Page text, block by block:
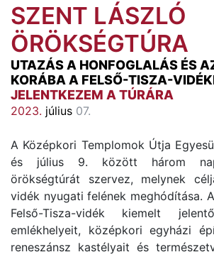
SZENT LÁSZLÓ
ÖRÖKSÉGTÚRA
UTAZÁS A HONFOGLALÁS ÉS
KORÁBA A FELSŐ-TISZA-
JELENTKEZEM A TÚRÁRA
2023. július 07.
A Középkori Templomok Útja
és július 9. között három
örökségtúrát szervez, melynek
vidék nyugati felének meghódítása.
Felső-Tisza-vidék kiemelt
emlékhelyeit, középkori egyházi
reneszánsz kastélyait és